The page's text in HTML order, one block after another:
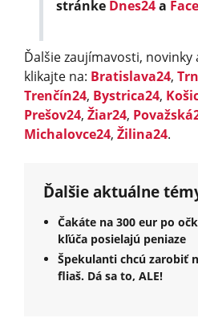
stránke Dnes24a
Ďalšie zaujímavosti, novinky
klikajte na: Bratislava24,
Trenčín24, Bystrica24,
Prešov24, Žiar24,
Michalovce24, Žilina24.
Ďalšie aktuálne
Čakáte na 300 eur po
kľúča posielajú peniaze
Špekulanti chcú zarobiť
fliaš. Dá sa to, ALE!